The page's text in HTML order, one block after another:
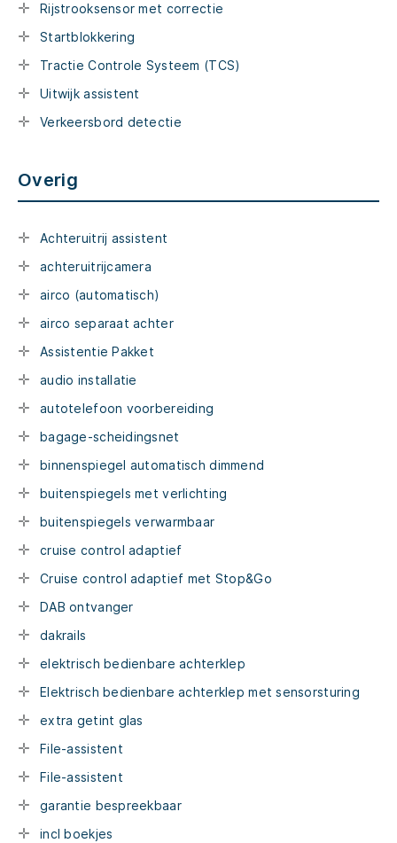
Rijstrooksensor met correctie
Startblokkering
Tractie Controle Systeem (TCS)
Uitwijk assistent
Verkeersbord detectie
Overig
Achteruitrij assistent
achteruitrijcamera
airco (automatisch)
airco separaat achter
Assistentie Pakket
audio installatie
autotelefoon voorbereiding
bagage-scheidingsnet
binnenspiegel automatisch dimmend
buitenspiegels met verlichting
buitenspiegels verwarmbaar
cruise control adaptief
Cruise control adaptief met Stop&Go
DAB ontvanger
dakrails
elektrisch bedienbare achterklep
Elektrisch bedienbare achterklep met sensorsturing
extra getint glas
File-assistent
File-assistent
garantie bespreekbaar
incl boekjes